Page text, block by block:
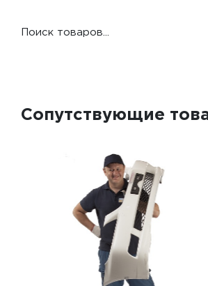
Поиск товаров...
Сопутствующие